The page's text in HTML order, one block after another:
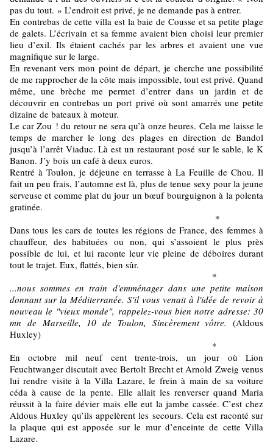
pas du tout. » L’endroit est privé, je ne demande pas à entrer.
En contrebas de cette villa est la baie de Cousse et sa petite plage
de galets. L’écrivain et sa femme avaient bien choisi leur premier
lieu d’exil. Ils étaient cachés par les arbres et avaient une vue
magnifique sur le large.
En revenant vers mon point de départ, je cherche une possibilité
de me rapprocher de la côte mais impossible, tout est privé. Quand
même, une brèche me permet d’entrer dans un jardin et de
découvrir en contrebas un port privé où sont amarrés une petite
dizaine de bateaux à moteur.
Le car Zou ! du retour ne sera qu’à onze heures. Cela me laisse le
temps de marcher le long des plages en direction de Bandol
jusqu’à l’arrêt Viaduc. Là est un restaurant posé sur le sable, le K
Banon. J’y bois un café à deux euros.
Rentré à Toulon, je déjeune en terrasse à La Feuille de Chou. Il
fait un peu frais, l’automne est là, plus de tenue sexy pour la jeune
serveuse et comme plat du jour un bœuf bourguignon à la polenta
gratinée.
*
Dans tous les cars de toutes les régions de France, des femmes à
chauffeur, des habituées ou non, qui s’assoient le plus près
possible de lui, et lui raconte leur vie pleine de déboires durant
tout le trajet. Eux, flattés, bien sûr.
*
...nous sommes en train d'emménager dans une petite maison
donnant sur la Méditerranée. S'il vous venait à l'idée de revoir à
nouveau le "vieux monde", rappelez-vous bien notre adresse: 30
mn de Marseille, 10 de Toulon, Sincèrement vôtre. (Aldous
Huxley)
*
En octobre mil neuf cent trente-trois, un jour où Lion
Feuchtwanger discutait avec Bertolt Brecht et Arnold Zweig venus
lui rendre visite à la Villa Lazare, le frein à main de sa voiture
céda à cause de la pente. Elle allait les renverser quand Maria
réussit à la faire dévier mais elle eut la jambe cassée. C’est chez
Aldous Huxley qu’ils appelèrent les secours. Cela est raconté sur
la plaque qui est apposée sur le mur d’enceinte de cette Villa
Lazare.